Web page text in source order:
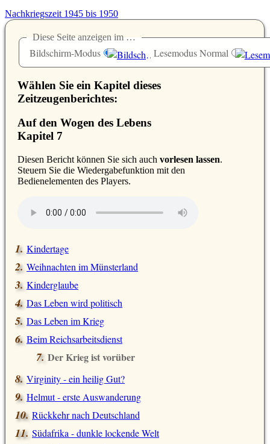
Nachkriegszeit 1945 bis 1950
Diese Seite anzeigen im …
Bildschirm-Modus Lesemodus Normal
Wählen Sie ein Kapitel dieses
Zeitzeugenberichtes:
Auf den Wogen des Lebens
Kapitel 7
Diesen Bericht können Sie sich auch vorlesen lassen.
Steuern Sie die Wiedergabefunktion mit den
Bedienelementen des Players.
Kindertage
Weihnachten im Münsterland
Kinderglaube
Das Leben wird politisch
Das Leben im Krieg
Beim Reichsarbeitsdienst
Der Krieg ist vorüber
Virginity - ein heilig Gut?
Helmut - erste Auswanderung
Rückkehr nach Deutschland
Südafrika - dunkle lockende Welt